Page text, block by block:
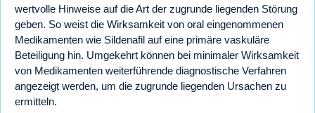
wertvolle Hinweise auf die Art der zugrunde liegenden Störung
geben. So weist die Wirksamkeit von oral eingenommenen
Medikamenten wie Sildenafil auf eine primäre vaskuläre
Beteiligung hin. Umgekehrt können bei minimaler Wirksamkeit
von Medikamenten weiterführende diagnostische Verfahren
angezeigt werden, um die zugrunde liegenden Ursachen zu
ermitteln.